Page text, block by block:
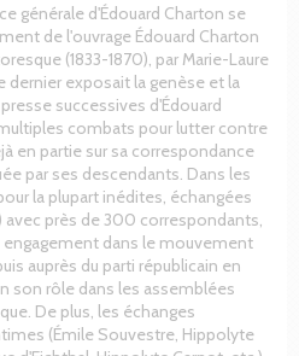
générale d'Édouard Charton se
de l'ouvrage Édouard Charton
(1833-1870), par Marie-Laure
dernier exposait la genèse et la
successives d'Édouard
combats pour lutter contre
en partie sur sa correspondance
par ses descendants. Dans les
la plupart inédites, échangées
avec près de 300 correspondants,
dans le mouvement
auprès du parti républicain en
son rôle dans les assemblées
De plus, les échanges
(Émile Souvestre, Hippolyte